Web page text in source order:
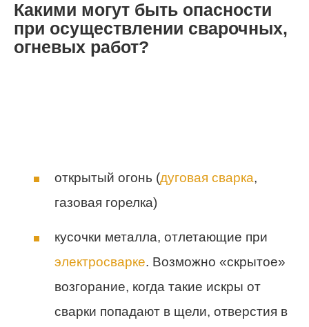
Какими могут быть опасности
при осуществлении сварочных,
огневых работ?
открытый огонь (дуговая сварка,
газовая горелка)
кусочки металла, отлетающие при
электросварке. Возможно «скрытое»
возгорание, когда такие искры от
сварки попадают в щели, отверстия в